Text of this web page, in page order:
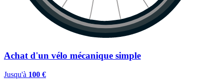
Achat d'un vélo mécanique simple
Jusqu'à 100 €